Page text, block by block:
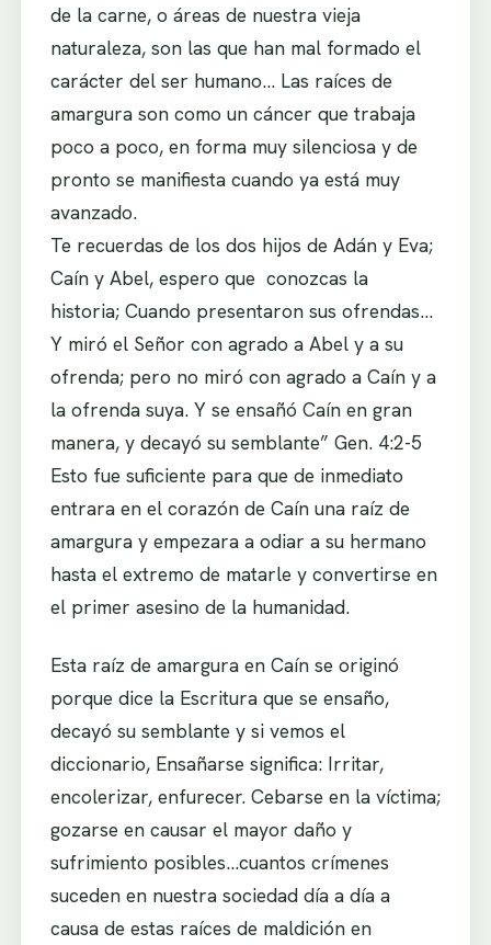
de la carne, o áreas de nuestra vieja
naturaleza, son las que han mal formado el
carácter del ser humano… Las raíces de
amargura son como un cáncer que trabaja
poco a poco, en forma muy silenciosa y de
pronto se manifiesta cuando ya está muy
avanzado.
Te recuerdas de los dos hijos de Adán y Eva;
Caín y Abel, espero que conozcas la
historia; Cuando presentaron sus ofrendas…
Y miró el Señor con agrado a Abel y a su
ofrenda; pero no miró con agrado a Caín y a
la ofrenda suya. Y se ensañó Caín en gran
manera, y decayó su semblante” Gen. 4:2-5
Esto fue suficiente para que de inmediato
entrara en el corazón de Caín una raíz de
amargura y empezara a odiar a su hermano
hasta el extremo de matarle y convertirse en
el primer asesino de la humanidad.
Esta raíz de amargura en Caín se originó
porque dice la Escritura que se ensaño,
decayó su semblante y si vemos el
diccionario, Ensañarse significa: Irritar,
encolerizar, enfurecer. Cebarse en la víctima;
gozarse en causar el mayor daño y
sufrimiento posibles…cuantos crímenes
suceden en nuestra sociedad día a día a
causa de estas raíces de maldición en